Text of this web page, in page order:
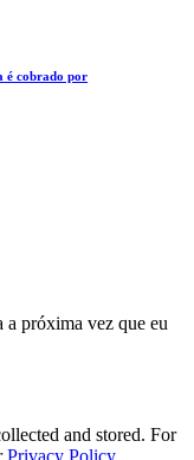
é cobrado por
a próxima vez que eu
and stored. For
Privacy Policy.